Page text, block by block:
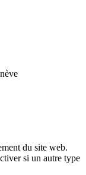
du site web.
si un autre type